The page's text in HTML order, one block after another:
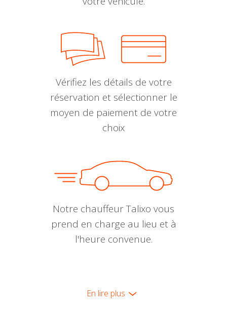
Vérifiez les détails de votre
réservation et sélectionner le
moyen de paiement de votre
choix
Notre chauffeur Talixo vous
prend en charge au lieu et à
l'heure convenue.
En lire plus